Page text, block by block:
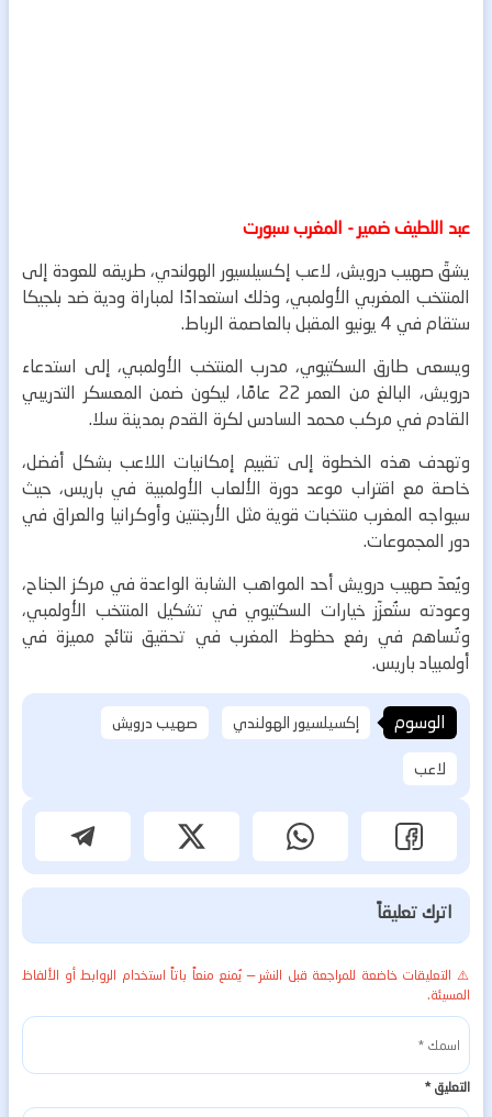
عبد اللطيف ضمير - المغرب سبورت
يشقّ صهيب درويش، لاعب إكسيلسيور الهولندي، طريقه للعودة إلى
المنتخب المغربي الأولمبي، وذلك استعدادًا لمباراة ودية ضد بلجيكا
ستقام في 4 يونيو المقبل بالعاصمة الرباط.
ويسعى طارق السكتيوي، مدرب المنتخب الأولمبي، إلى استدعاء
درويش، البالغ من العمر 22 عامًا، ليكون ضمن المعسكر التدريبي
القادم في مركب محمد السادس لكرة القدم بمدينة سلا.
وتهدف هذه الخطوة إلى تقييم إمكانيات اللاعب بشكل أفضل،
خاصة مع اقتراب موعد دورة الألعاب الأولمبية في باريس، حيث
سيواجه المغرب منتخبات قوية مثل الأرجنتين وأوكرانيا والعراق في
دور المجموعات.
ويُعدّ صهيب درويش أحد المواهب الشابة الواعدة في مركز الجناح،
وعودته ستُعزّز خيارات السكتيوي في تشكيل المنتخب الأولمبي،
وتُساهم في رفع حظوظ المغرب في تحقيق نتائج مميزة في
أولمبياد باريس.
الوسوم إكسيلسيور الهولندي
صهيب درويش
لاعب
اترك تعليقاً
⚠️ التعليقات خاضعة للمراجعة قبل النشر — يُمنع منعاً باتاً استخدام الروابط أو الألفاظ
المسيئة.
التعليق*